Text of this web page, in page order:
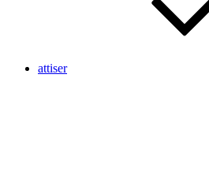
attiser